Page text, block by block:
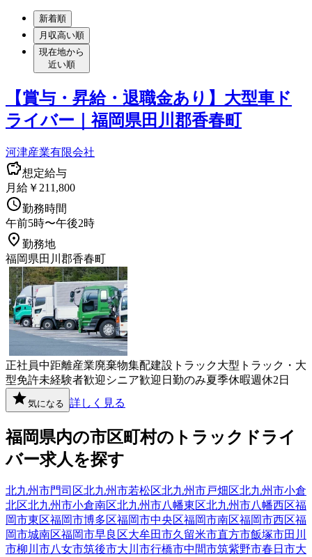
新着順
月収高い順
現在地から
近い順
【賞与・昇給・退職金あり】大型車ド
ライバー｜福岡県田川郡香春町
河津産業有限会社
想定給与
月給￥211,800
勤務時間
午前5時〜午後2時
勤務地
福岡県田川郡香春町
正社員中距離産業廃棄物集配建設 トラック大型トラック・大
型免許未経験者歓迎 シニア歓迎 日勤のみ夏季休暇週休2日
気になる 詳しく見る
福岡県内の市区町村の トラック ドライ
バー求人を探す
北九州市門司区北九州市若松区北九州市戸畑区北九州市小倉
北区北九州市小倉南区北九州市八幡東区北九州市八幡西区福
岡市東区福岡市博多区福岡市中央区福岡市南区福岡市西区福
岡市城南区福岡市早良区大牟田市久留米市直方市飯塚市田川
市柳川市八女市筑後市大川市行橋市中間市筑紫野市春日市大